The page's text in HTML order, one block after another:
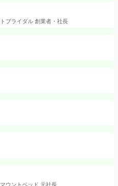
ブライダル 創業者・社長
ウントベッド 元社長